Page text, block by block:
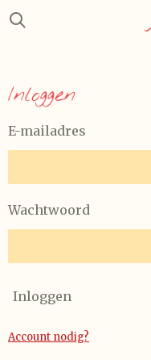
Ga
hoofdinhoud
Inloggen
E-mailadres
Wachtwoord
Inloggen
Account nodig?